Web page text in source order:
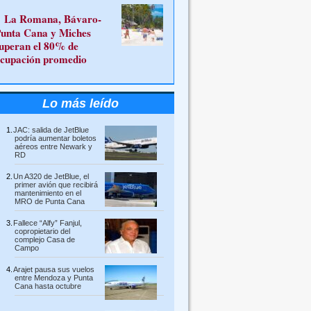
La Romana, Bávaro-
Cana y Miches
el 80% de
promedio
Lo más leído
JAC: salida de JetBlue
podría aumentar boletos
aéreos entre Newark y
RD
Un A320 de JetBlue, el
primer avión que recibirá
mantenimiento en el
MRO de Punta Cana
Fallece “Alfy” Fanjul,
copropietario del
complejo Casa de
Campo
Arajet pausa sus vuelos
entre Mendoza y Punta
Cana hasta octubre